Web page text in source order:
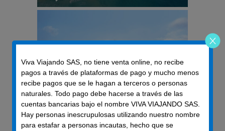
Cruceros Unicos A Tu
Medida
Viva Viajando SAS, no tiene venta online, no recibe
pagos a través de plataformas de pago y mucho menos
recibe pagos que se le hagan a terceros o personas
naturales. Todo pago debe hacerse a través de las
cuentas bancarias bajo el nombre VIVA VIAJANDO SAS.
Hay personas inescrupulosas utilizando nuestro nombre
para estafar a personas incautas, hecho que se